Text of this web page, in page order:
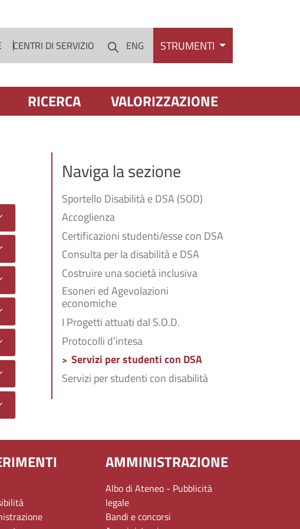
CENTRI DI SERVIZIO CercaENG STRUMENTI
RICERCA VALORIZZAZIONE
Naviga la sezione
Sportello Disabilità e DSA (SOD)
Accoglienza
Certificazioni studenti/esse con DSA
Consulta per la disabilità e DSA
Costruire una società inclusiva
Esoneri ed Agevolazioni
economiche
I Progetti attuati dal S.O.D.
Protocolli d’intesa
Servizi per studenti con DSA
Servizi per studenti con disabilità
AMMINISTRAZIONE
Albo di Ateneo - Pubblicità
legale
Bandi e concorsi